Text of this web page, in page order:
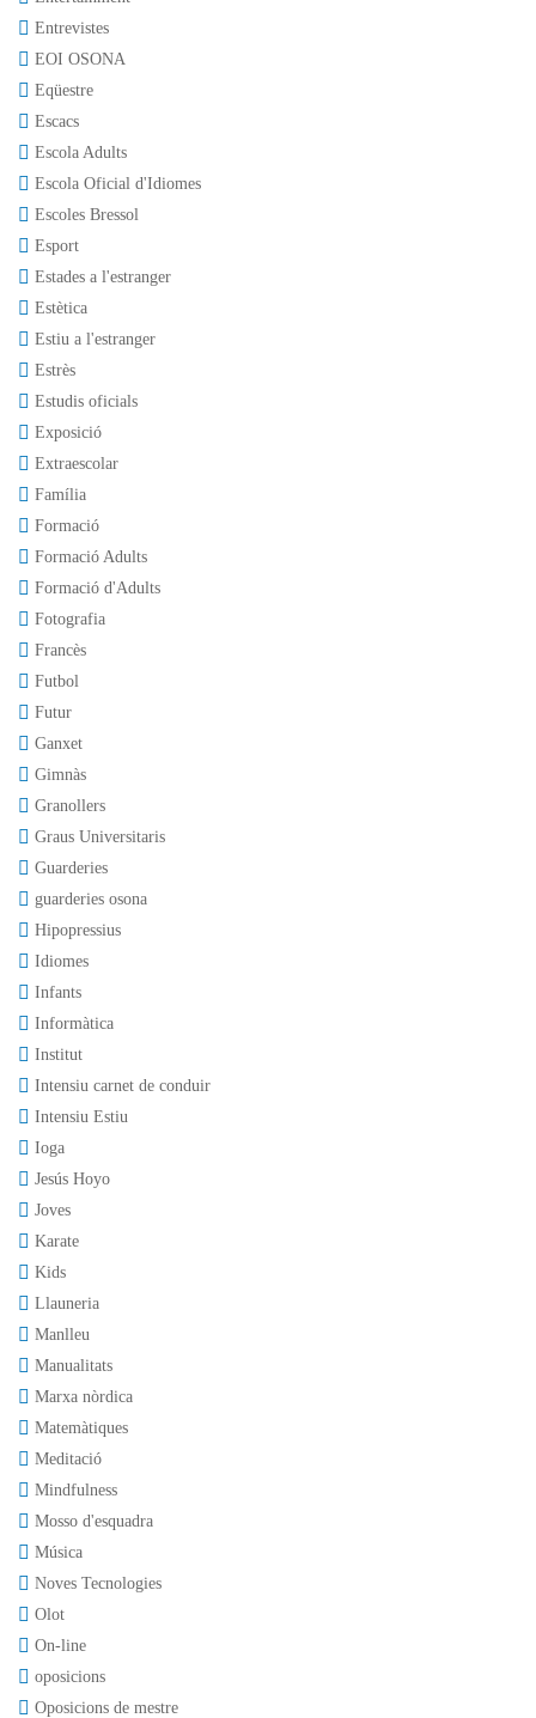
Entrevistes
EOI OSONA
Eqüestre
Escacs
Escola Adults
Escola Oficial d'Idiomes
Escoles Bressol
Esport
Estades a l'estranger
Estètica
Estiu a l'estranger
Estrès
Estudis oficials
Exposició
Extraescolar
Família
Formació
Formació Adults
Formació d'Adults
Fotografia
Francès
Futbol
Futur
Ganxet
Gimnàs
Granollers
Graus Universitaris
Guarderies
guarderies osona
Hipopressius
Idiomes
Infants
Informàtica
Institut
Intensiu carnet de conduir
Intensiu Estiu
Ioga
Jesús Hoyo
Joves
Karate
Kids
Llauneria
Manlleu
Manualitats
Marxa nòrdica
Matemàtiques
Meditació
Mindfulness
Mosso d'esquadra
Música
Noves Tecnologies
Olot
On-line
oposicions
Oposicions de mestre